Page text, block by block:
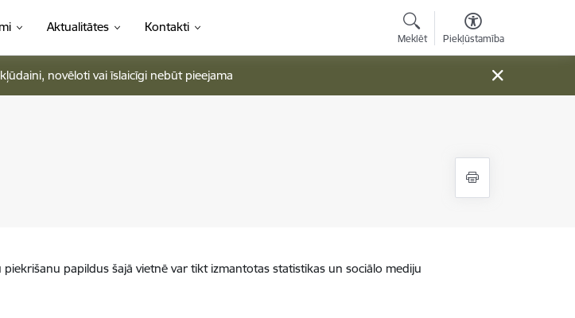
Aktualitātes Kontakti
Meklēt Piekļūstamība
novēloti vai īslaicīgi nebūt pieejama
papildus šajā vietnē var tikt izmantotas statistikas un sociālo mediju